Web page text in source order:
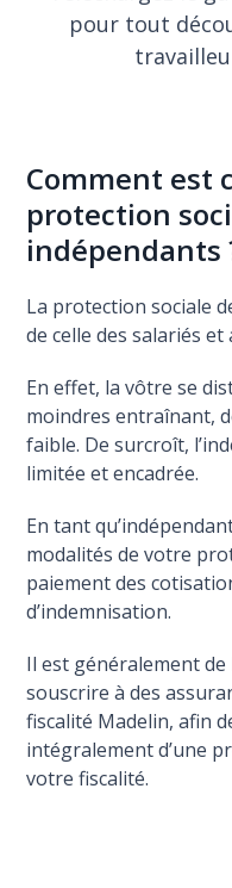
pour tout
Comment est
protection
indépendants
La protection sociale
de celle des salariés
En effet, la vôtre se
moindres entraînant,
faible. De surcroît,
limitée et encadrée.
En tant
modalités de votre
paiement des
d’indemnisation.
Il est généralement
souscrire à des
fiscalité Madelin, afin
intégralement d’une
votre fiscalité.